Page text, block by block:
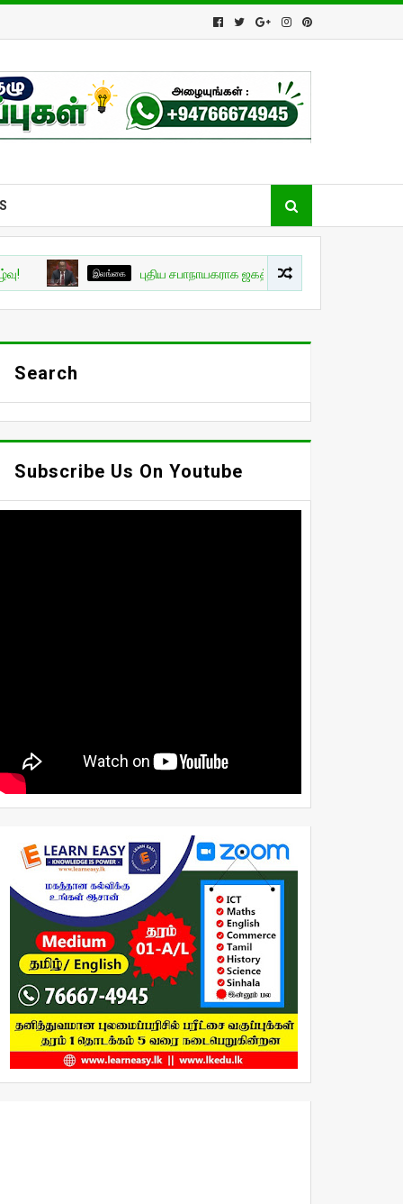
இலங்கை புதிய சபாநாயகராக ஜகத் விக்கிரமரத்ன தெரிவு
Search
Subscribe Us On Youtube